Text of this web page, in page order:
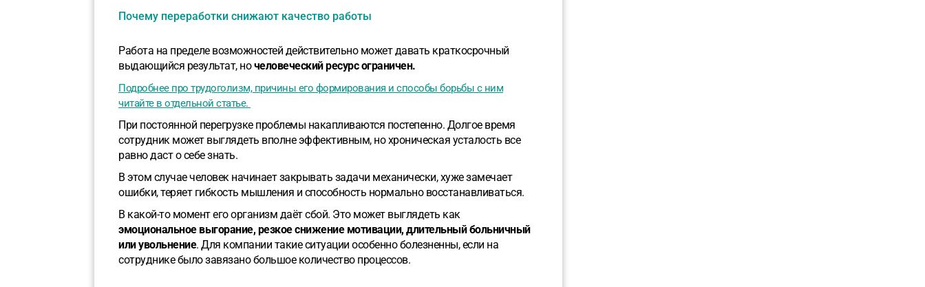
Почему переработки снижают качество работы
Работа на пределе возможностей действительно может давать краткосрочный
выдающийся результат, ночеловеческий ресурс ограничен.
Подробнее про трудоголизм, причины его формирования и способы борьбы с ним
читайте в отдельной статье.
При постоянной перегрузке проблемы накапливаются постепенно. Долгое время
сотрудник может выглядеть вполне эффективным, но хроническая усталость все
равно даст о себе знать.
В этом случае человек начинает закрывать задачи механически, хуже замечает
ошибки, теряет гибкость мышления и способность нормально восстанавливаться.
В какой-то момент его организм даёт сбой. Это может выглядеть как
эмоциональное выгорание, резкое снижение мотивации, длительный больничный
или увольнение. Для компании такие ситуации особенно болезненны, если на
сотруднике было завязано большое количество процессов.